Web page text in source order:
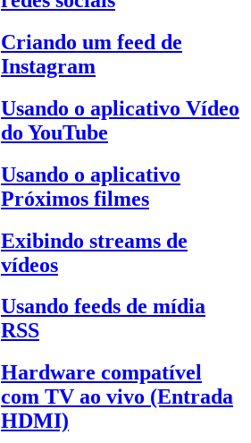
Criando um feed de
Instagram
Usando o aplicativo Vídeo
do YouTube
Usando o aplicativo
Próximos filmes
Exibindo streams de
vídeos
Usando feeds de mídia
RSS
Hardware compatível
com TV ao vivo (Entrada
HDMI)